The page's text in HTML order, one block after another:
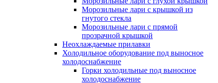
Морозильные лари с крышкой из
гнутого стекла
Морозильные лари с прямой
прозрачной крышкой
Неохлаждаемые прилавки
Холодильное оборудование под выносное
холодоснабжение
Горки холодильные под выносное
холодоснабжение